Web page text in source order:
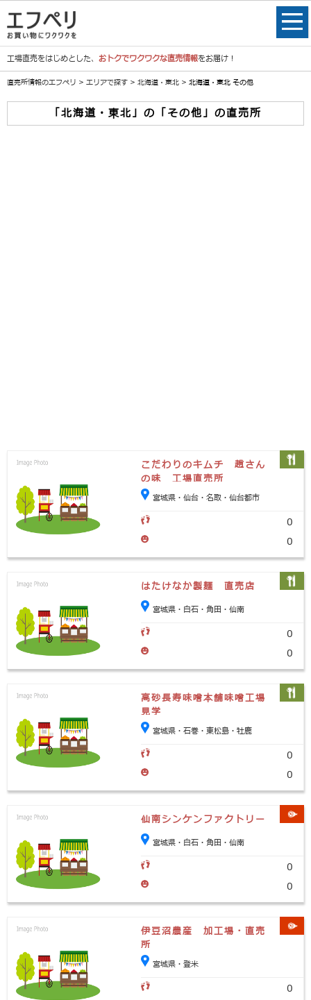
工場直売をはじめとした、 おトクでワクワクな直売情報をお届け！
直売所情報のエフペリ > エリアで探す > 北海道・東北 > 北海道・東北 その他
「北海道・東北」の「その他」の直売所
こだわりのキムチ 趙さん
の味 工場直売所
宮城県・仙台・名取・仙台都市
0
0
はたけなか製麺 直売店
宮城県・白石・角田・仙南
0
0
高砂長寿味噌本舗味噌工場
見学
宮城県・石巻・東松島・牡鹿
0
0
仙南シンケンファクトリー
宮城県・白石・角田・仙南
0
0
伊豆沼農産 加工場・直売
所
宮城県・登米
0